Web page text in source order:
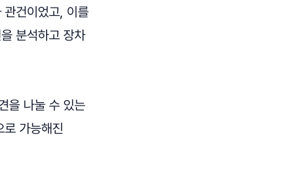
관건이었고, 이를
분석하고 장차
을 나눌 수 있는
로 가능해진